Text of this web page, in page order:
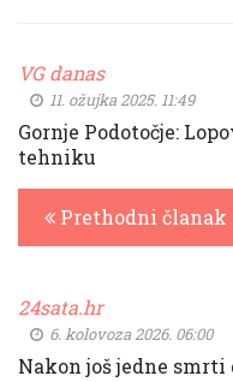
VG danas
11. ožujka 2025. 11:49
Gornje Podotočje:
tehniku
Prethodni članak
24sata.hr
6. kolovoza 2026. 06:00
Nakon još jedne